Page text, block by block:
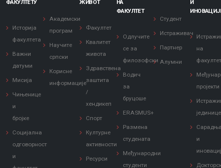
ФАКУЛТЕТУ
Историја
факултета
Важни
датуми
Мисија
Чињенице
и
бројке
Социјална
одговорност
и
Академски
програм
Научите
српски
Корисне
информације
ЖИВОТ
Факултет
Квалитет
живота
Здравствена
заштита
/
хендикеп
Спорт
Културне
активности
Ресурси
НА
ФАКУЛТЕТ
Одлучите
се за
филозофски
Водич
за
бруцоше
ERASMUS+
Размена
студената
Међународни
студенти
Студент
Истраживач
Партнер
Алумни
И
на
пројекти
јединице
и